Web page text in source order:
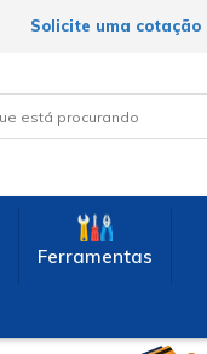
Solicite uma cotação
Ferramentas